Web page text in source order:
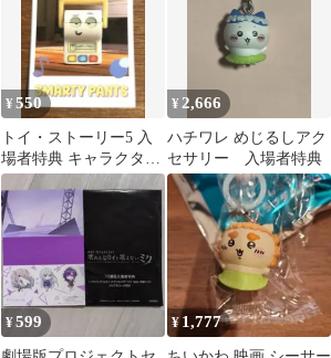
¥550
トイ・ストーリー5 入
場者特典 キャラクター
カード スマーティパン
ツ 佐野勇斗
¥2,666
ハチワレ めじるしアク
セサリー 入場者特典
¥599 ¥ 1,777